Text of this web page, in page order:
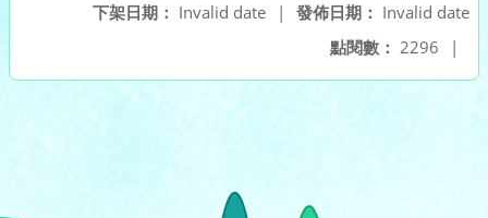
發佈日期： Invalid date
下架日期： Invalid date
|
點閱數： 2296 |